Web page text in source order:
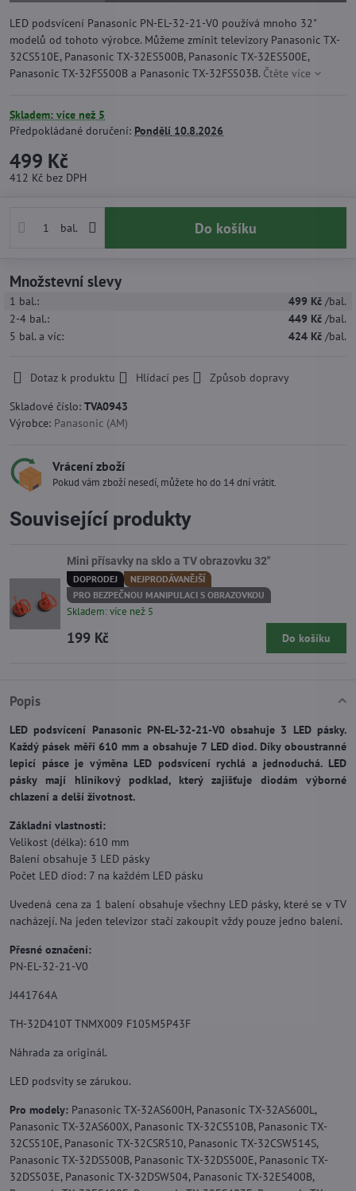
LED podsvícení Panasonic PN-EL-32-21-V0 používá mnoho 32"
modelů od tohoto výrobce. Můžeme zmínit televizory Panasonic TX-
32CS510E, Panasonic TX-32ES500B, Panasonic TX-32ES500E,
Panasonic TX-32FS500B a Panasonic TX-32FS503B. Čtěte více
Skladem: více než 5
Předpokládané doručení: Pondělí 10.8.2026
499 Kč
412 Kč bez DPH
bal. Do košíku
Množstevní slevy
1 bal.: 499 Kč /bal.
2-4 bal.: 449 Kč /bal.
5 bal. a víc: 424 Kč /bal.
Dotaz k produktu Hlídací pes
Způsob dopravy
Skladové číslo: TVA0943
Výrobce: Panasonic (AM)
Vrácení zboží
Pokud vám zboží nesedí, můžete ho do 14 dní vrátit.
Popis
LED podsvícení Panasonic PN-EL-32-21-V0 obsahuje 3 LED pásky.
Každý pásek měří 610 mm a obsahuje 7 LED diod. Díky oboustranné
lepicí pásce je výměna LED podsvícení rychlá a jednoduchá. LED
pásky mají hliníkový podklad, který zajišťuje diodám výborné
chlazení a delší životnost.
Základní vlastnosti:
Velikost (délka): 610 mm
Balení obsahuje 3 LED pásky
Počet LED diod: 7 na každém LED pásku
Uvedená cena za 1 balení obsahuje všechny LED pásky, které se v TV
nacházejí. Na jeden televizor stačí zakoupit vždy pouze jedno balení.
Přesné označení:
PN-EL-32-21-V0
J441764A
TH-32D410T TNMX009 F105M5P43F
Náhrada za originál.
LED podsvity se zárukou.
Pro modely: Panasonic TX-32AS600H, Panasonic TX-32AS600L,
Panasonic TX-32AS600X, Panasonic TX-32CS510B, Panasonic TX-
32CS510E, Panasonic TX-32CSR510, Panasonic TX-32CSW514S,
Panasonic TX-32DS500B, Panasonic TX-32DS500E, Panasonic TX-
32DS503E, Panasonic TX-32DSW504, Panasonic TX-32ES400B,
Související produkty
Mini přísavky na sklo a TV obrazovku 32"
DOPRODEJ
NEJPRODÁVANĚJŠÍ
PRO BEZPEČNOU MANIPULACI S OBRAZOVKOU
Skladem: více než 5
199 Kč Do košíku